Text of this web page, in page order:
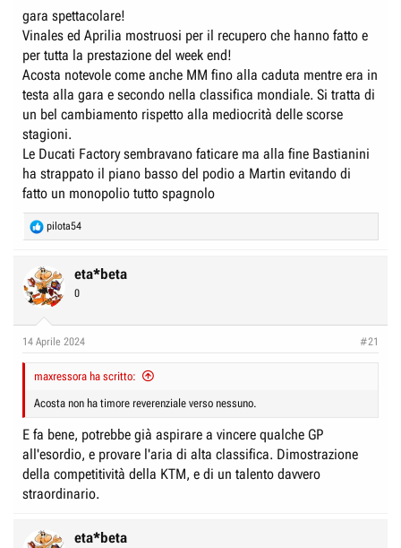
gara spettacolare!
Vinales ed Aprilia mostruosi per il recupero che hanno fatto e
per tutta la prestazione del week end!
Acosta notevole come anche MM fino alla caduta mentre era in
testa alla gara e secondo nella classifica mondiale. Si tratta di
un bel cambiamento rispetto alla mediocrità delle scorse
stagioni.
Le Ducati Factory sembravano faticare ma alla fine Bastianini
ha strappato il piano basso del podio a Martin evitando di
fatto un monopolio tutto spagnolo
R
e
c
t
i
s
pilota54
eta*beta
0
14 Aprile 2024 #21
maxressora ha scritto:
Acosta non ha timore reverenziale verso nessuno.
E fa bene, potrebbe già aspirare a vincere qualche GP
all'esordio, e provare l'aria di alta classifica. Dimostrazione
della competitività della KTM, e di un talento davvero
straordinario.
eta*beta